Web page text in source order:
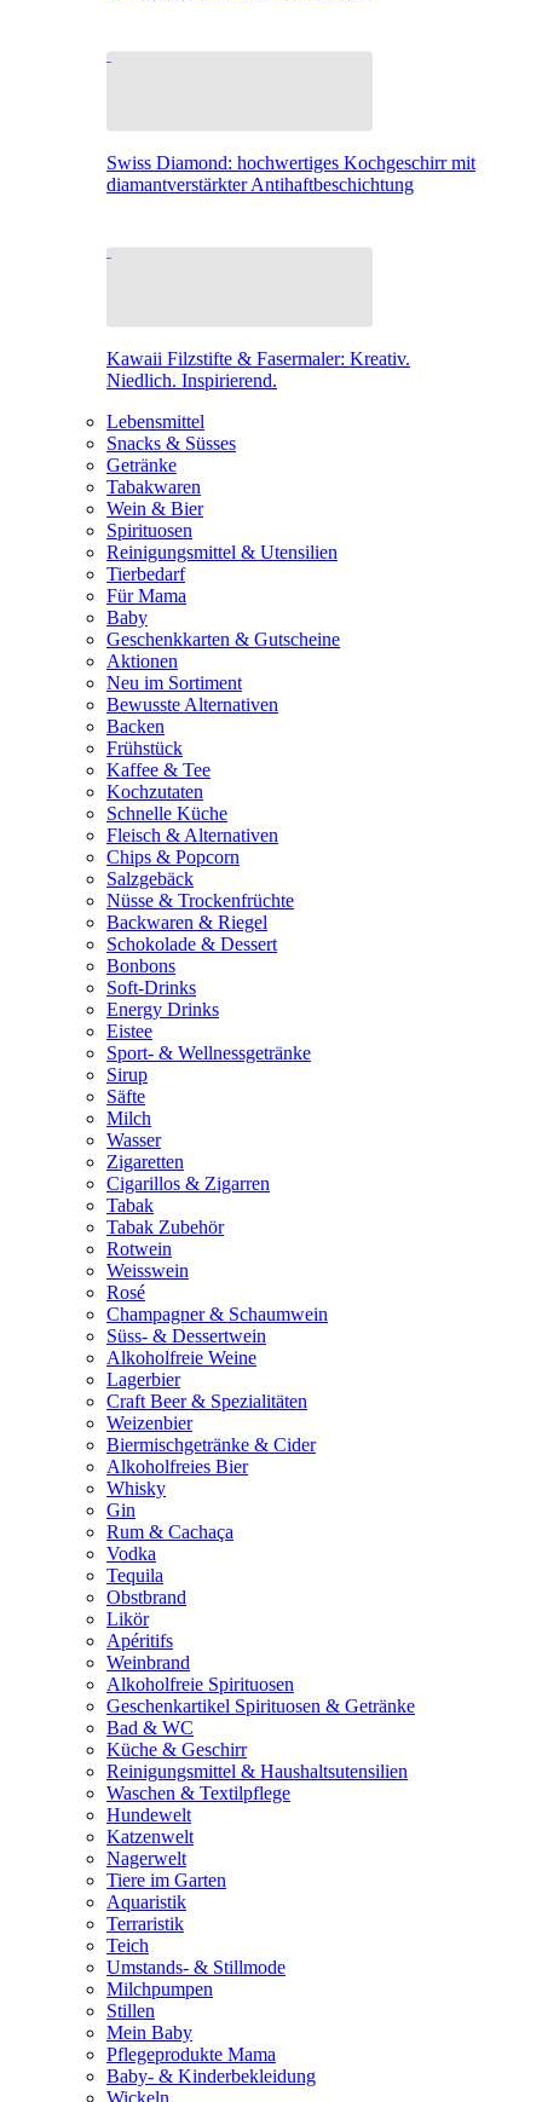
Swiss Diamond: hochwertiges Kochgeschirr mit
diamantverstärkter Antihaftbeschichtung
Kawaii Filzstifte & Fasermaler: Kreativ.
Niedlich. Inspirierend.
Lebensmittel
Snacks & Süsses
Getränke
Tabakwaren
Wein & Bier
Spirituosen
Reinigungsmittel & Utensilien
Tierbedarf
Für Mama
Baby
Geschenkkarten & Gutscheine
Aktionen
Neu im Sortiment
Bewusste Alternativen
Backen
Frühstück
Kaffee & Tee
Kochzutaten
Schnelle Küche
Fleisch & Alternativen
Chips & Popcorn
Salzgebäck
Nüsse & Trockenfrüchte
Backwaren & Riegel
Schokolade & Dessert
Bonbons
Soft-Drinks
Energy Drinks
Eistee
Sport- & Wellnessgetränke
Sirup
Säfte
Milch
Wasser
Zigaretten
Cigarillos & Zigarren
Tabak
Tabak Zubehör
Rotwein
Weisswein
Rosé
Champagner & Schaumwein
Süss- & Dessertwein
Alkoholfreie Weine
Lagerbier
Craft Beer & Spezialitäten
Weizenbier
Biermischgetränke & Cider
Alkoholfreies Bier
Whisky
Gin
Rum & Cachaça
Vodka
Tequila
Obstbrand
Likör
Apéritifs
Weinbrand
Alkoholfreie Spirituosen
Geschenkartikel Spirituosen & Getränke
Bad & WC
Küche & Geschirr
Reinigungsmittel & Haushaltsutensilien
Waschen & Textilpflege
Hundewelt
Katzenwelt
Nagerwelt
Tiere im Garten
Aquaristik
Terraristik
Teich
Umstands- & Stillmode
Milchpumpen
Stillen
Mein Baby
Pflegeprodukte Mama
Baby- & Kinderbekleidung
Wickeln